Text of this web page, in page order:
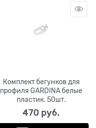
Комплект бегунков для
профиля GARDINA белые
пластик. 50шт.
470 руб.